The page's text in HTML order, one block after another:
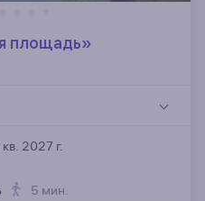
площадь»
2027 г.
5 мин.